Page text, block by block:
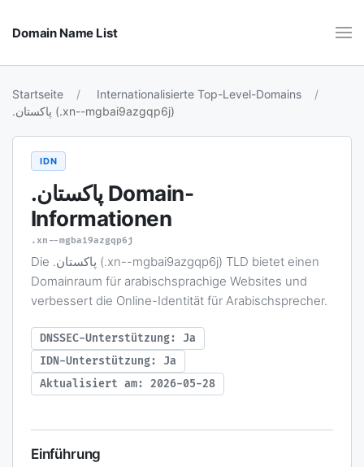
Domain Name List
Startseite
Internationalisierte Top-Level-Domains
.پاکستان (.xn--mgbai9azgqp6j)
IDN
.پاکستان Domain-
Informationen
.xn--mgbai9azgqp6j
Die .پاکستان (.xn--mgbai9azgqp6j) TLD bietet einen
Domainraum für arabischsprachige Websites und
verbessert die Online-Identität für Arabischsprecher.
DNSSEC-Unterstützung: Ja
IDN-Unterstützung: Ja
Aktualisiert am: 2026-05-28
Einführung